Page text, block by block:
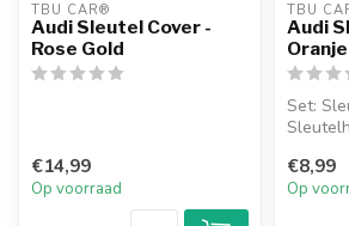
TBU CAR®
Audi Sleutel Cover -
Rose Gold
€14,99
Op voorraad
TBU
Audi
Oranje
Set:
€8,99
Op